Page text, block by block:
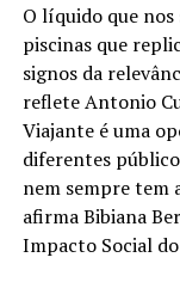
O líquido que nos
piscinas que
signos da
reflete Antonio
Viajante é uma
diferentes
nem sempre tem
afirma Bibiana
Impacto Social